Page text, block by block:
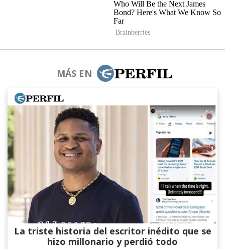
MÁS EN
La triste historia del escritor inédito que se
hizo millonario y perdió todo